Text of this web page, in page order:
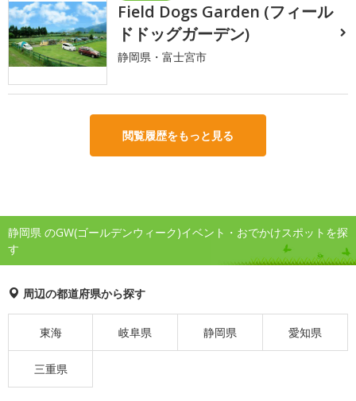
Field Dogs Garden (フィール
ドドッグガーデン)
静岡県・富士宮市
閲覧履歴をもっと見る
静岡県 のGW(ゴールデンウィーク)イベント・おでかけスポットを探
す
周辺の都道府県から探す
東海 岐阜県 静岡県 愛知県
三重県